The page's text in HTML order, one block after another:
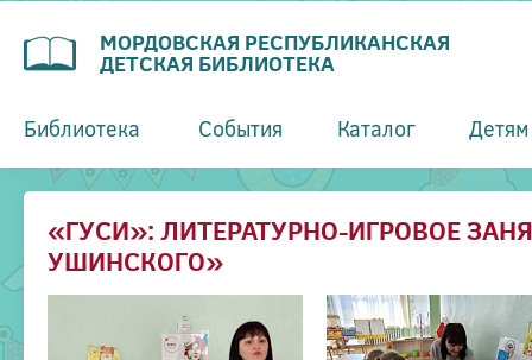
МОРДОВСКАЯ РЕСПУБЛИКАНСКАЯ
ДЕТСКАЯ БИБЛИОТЕКА
Библиотека События Каталог Детям
«ГУСИ»: ЛИТЕРАТУРНО-ИГРОВОЕ
УШИНСКОГО»